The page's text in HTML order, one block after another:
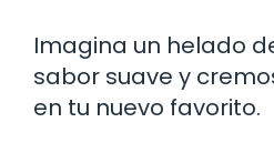
Imagina un helado
sabor suave y
en tu nuevo favorito.